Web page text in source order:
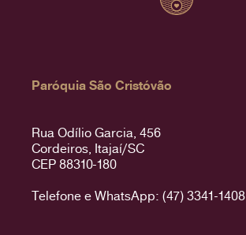
Paróquia São Cristóvão
Rua Odílio Garcia, 456
Cordeiros, Itajaí/SC
CEP 88310-180
Telefone e WhatsApp: (47) 3341-1408